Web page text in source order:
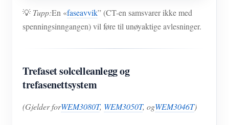
💡 Tupp:En «faseavvik” (CT-en samsvarer ikke med
spenningsinngangen) vil føre til unøyaktige avlesninger.
Trefaset solcelleanlegg og
trefasenettsystem
(Gjelder forWEM3080T, WEM3050T, ogWEM3046T)